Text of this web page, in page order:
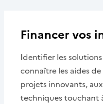
Financer vos
Identifier les
connaître les aides de
projets innovants,
techniques touchant